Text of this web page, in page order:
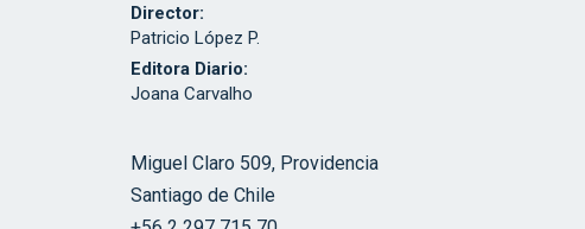
Director:
Patricio López P.
Editora Diario:
Joana Carvalho
Miguel Claro 509, Providencia
Santiago de Chile